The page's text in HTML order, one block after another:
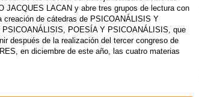
JACQUES LACAN y abre tres grupos de lectura con
creación de cátedras de PSICOANÁLISIS Y
PSICOANÁLISIS, POESÍA Y PSICOANÁLISIS, que
después de la realización del tercer congreso de
en diciembre de este año, las cuatro materias